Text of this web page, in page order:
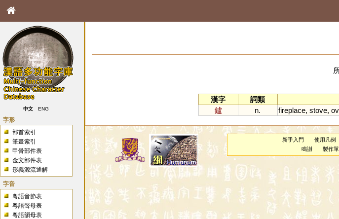
中文 ENG
字形
部首索引
筆畫索引
甲骨部件表
金文部件表
形義源流通解
字音
粵語音節表
粵語聲母表
粵語韻母表
漢字
詞類
鑪
n. fireplace, stove,
新手入門 使用凡例
鳴謝
製作